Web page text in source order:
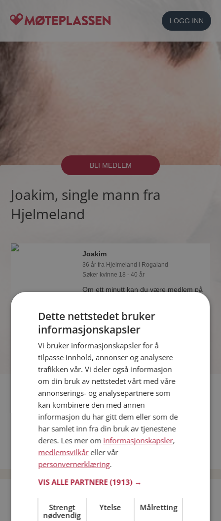
LOGG INN
BLI MEDLEM
Joakim, single mann fra
Hjelmeland
Joakim
36 år fra Hjelmeland i Rogaland
Søker kvinne 18 - 40 år
Om ett minutt kan du være medlem på
lettere å finne kjærligheten på nettet!
Fler single
Flere singlemenn fra Hjelmeland :Bjørn,Tore,Vetle Håkon
Kvinner fra Hjelmeland
Date kvinner i Norge
Date menn i Norge
Bli medlem gratis!
Dette nettstedet bruker
informasjonskapsler
Vi bruker informasjonskapsler for å
tilpasse innhold, annonser og analysere
trafikken vår. Vi deler også informasjon
om din bruk av nettstedet vårt med våre
annonserings- og analysepartnere som
kan kombinere den med annen
informasjon du har gitt dem eller som de
har samlet inn fra din bruk av tjenestene
deres. Les mer om informasjonskapsler,
medlemsvilkåreller vår
personvernerklæring.
VIS ALLE PARTNERE(1913) →
Strengt
nødvendig
Ytelse Målretting